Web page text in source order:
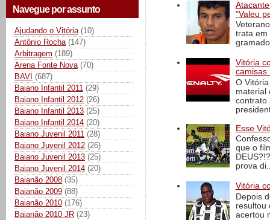
Navegue por assunto
Ajudando o Vitória (10)
Antônio Rocha (147)
Arbitragem (189)
Arena Fonte Nova (70)
BAVI (687)
Baiano Infantil 2011 (29)
Baiano Infantil 2012 (26)
Baiano Infantil 2013 (25)
Baiano Infantil 2014 (20)
Baiano Juvenil 2011 (28)
Baiano Juvenil 2012 (26)
Baiano Juvenil 2013 (25)
Baiano Juvenil 2014 (20)
Baianão 2008 (35)
Baianão 2009 (88)
Baianão 2010 (176)
Baianão 2010 JR (23)
"Valeu
trata em
Vitória
camisas
O
material
contrato
Esse
que o
prova
Vitória
Depois
resultou
acertou